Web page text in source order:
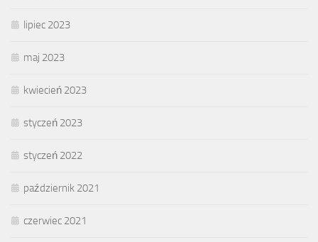
lipiec 2023
maj 2023
kwiecień 2023
styczeń 2023
styczeń 2022
październik 2021
czerwiec 2021